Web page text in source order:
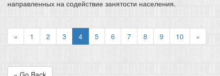
направленных на содействие занятости населения.
« 1 2 3 4 5 6 7 8 9 10 »